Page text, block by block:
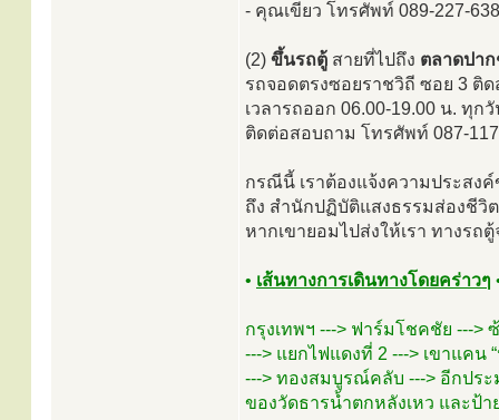
- คุณเขียว โทรศัพท์ 089-227-
(2) ขึ้นรถตู้ สายที่ไปถึง ตลาดปา
รถจอดตรงซอยราชวิถี ซอย 3 ติ
เวลารถออก 06.00-19.00 น. ทุก
ติดต่อสอบถาม โทรศัพท์ 087-
กรณีนี้ เราต้องแจ้งความประสง
ถึง สำนักปฏิบัติแสงธรรมส่องชีวิ
หากเขายอมไปส่งให้เรา ทางรถ
• เส้นทางการเดินทางโดยคร่าวๆ
กรุงเทพฯ ---> ฟาร์มโชคชัย --->
---> แยกไฟแดงที่ 2 ---> เขาแคน
---> ทองสมบูรณ์คลับ ---> อีกปร
ของวัดธารน้ำตกหลังเหว และป้